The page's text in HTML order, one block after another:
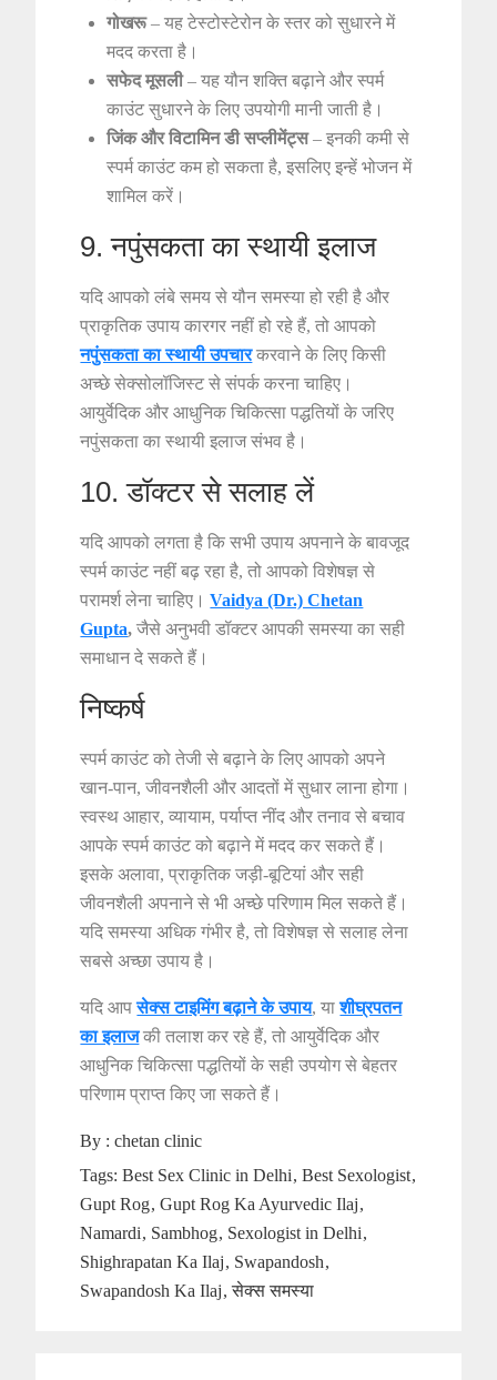
गोखरू– यह टेस्टोस्टेरोन के स्तर को सुधारने में
मदद करता है।
सफेद मूसली– यह यौन शक्ति बढ़ाने और स्पर्म
काउंट सुधारने के लिए उपयोगी मानी जाती है।
जिंक और विटामिन डी सप्लीमेंट्स– इनकी कमी से
स्पर्म काउंट कम हो सकता है, इसलिए इन्हें भोजन में
शामिल करें।
9. नपुंसकता का स्थायी इलाज
यदि आपको लंबे समय से यौन समस्या हो रही है और
प्राकृतिक उपाय कारगर नहीं हो रहे हैं, तो आपको
नपुंसकता का स्थायी उपचारकरवाने के लिए किसी
अच्छे सेक्सोलॉजिस्ट से संपर्क करना चाहिए।
आयुर्वेदिक और आधुनिक चिकित्सा पद्धतियों के जरिए
नपुंसकता का स्थायी इलाज संभव है।
10. डॉक्टर से सलाह लें
यदि आपको लगता है कि सभी उपाय अपनाने के बावजूद
स्पर्म काउंट नहीं बढ़ रहा है, तो आपको विशेषज्ञ से
परामर्श लेना चाहिए।Vaidya (Dr.) Chetan
Gupta,जैसे अनुभवी डॉक्टर आपकी समस्या का सही
समाधान दे सकते हैं।
निष्कर्ष
स्पर्म काउंट को तेजी से बढ़ाने के लिए आपको अपने
खान-पान, जीवनशैली और आदतों में सुधार लाना होगा।
स्वस्थ आहार, व्यायाम, पर्याप्त नींद और तनाव से बचाव
आपके स्पर्म काउंट को बढ़ाने में मदद कर सकते हैं।
इसके अलावा, प्राकृतिक जड़ी-बूटियां और सही
जीवनशैली अपनाने से भी अच्छे परिणाम मिल सकते हैं।
यदि समस्या अधिक गंभीर है, तो विशेषज्ञ से सलाह लेना
सबसे अच्छा उपाय है।
यदि आपसेक्स टाइमिंग बढ़ाने के उपाय, याशीघ्रपतन
का इलाजकी तलाश कर रहे हैं, तो आयुर्वेदिक और
आधुनिक चिकित्सा पद्धतियों के सही उपयोग से बेहतर
परिणाम प्राप्त किए जा सकते हैं।
By :chetan clinic
Tags:Best Sex Clinic in Delhi
Best Sexologist
Gupt Rog Gupt Rog Ka Ayurvedic Ilaj
Namardi
Sambhog Sexologist in Delhi
Shighrapatan Ka Ilaj
Swapandosh
Swapandosh Ka Ilaj
सेक्स समस्या